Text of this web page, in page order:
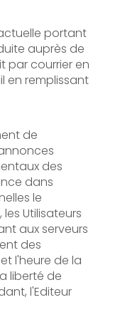
portant
auprès de
par courrier en
en remplissant
de
des
dans
le
Utilisateurs
aux serveurs
des
l'heure de la
liberté de
l'Editeur